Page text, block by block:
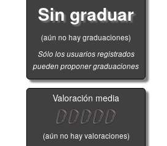
Sin graduar
(aún no hay graduaciones)
Sólo los usuarios registrados
pueden proponer graduaciones
Valoración media
(aún no hay valoraciones)